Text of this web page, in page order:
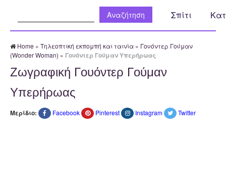
Σπίτι
Home » Τηλεοπτική εκπομπή και ταινία » Γουόντερ Γούμαν
(Wonder Woman) » Γουόντερ Γούμαν Υπερήρωας
Ζωγραφική Γουόντερ Γούμαν
Υπερήρωας
Μερίδιο: Facebook Pinterest Instagram Twitter